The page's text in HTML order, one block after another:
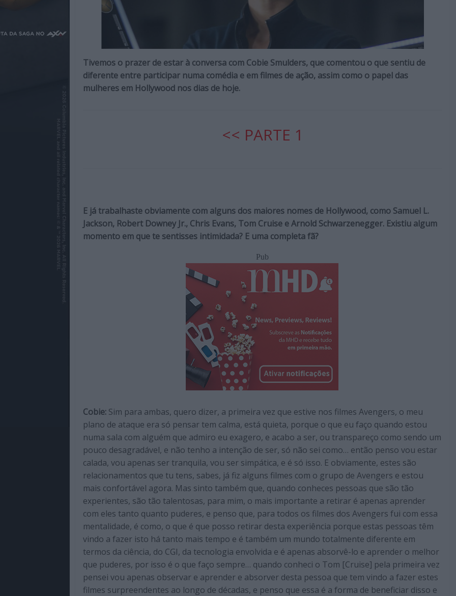
geral
sobre
cultura
pop.
Tivemos o prazer de estar à conversa com Cobie Smulders, que comentou o que sentiu de
diferente entre participar numa comédia e em filmes de ação, assim como o papel das
mulheres em Hollywood nos dias de hoje.
<< PARTE 1
E já trabalhaste obviamente com alguns dos maiores nomes de Hollywood, como Samuel L.
Jackson, Robert Downey Jr., Chris Evans, Tom Cruise e Arnold Schwarzenegger. Existiu algum
momento em que te sentisses intimidada? E uma completa fã?
Pub
Cobie: Sim para ambas, quero dizer, a primeira vez que estive nos filmes Avengers, o meu
plano de ataque era só pensar tem calma, está quieta, porque o que eu faço quando estou
numa sala com alguém que admiro eu exagero, e acabo a ser, ou transpareço como sendo um
pouco desagradável, e não tenho a intenção de ser, só não sei como… então penso vou estar
calada, vou apenas ser tranquila, vou ser simpática, e é só isso. E obviamente, estes são
relacionamentos que tu tens, sabes, já fiz alguns filmes com o grupo de Avengers e estou
mais confortável agora. Mas sinto também que, quando conheces pessoas que são tão
experientes, são tão talentosas, para mim, o mais importante a retirar é apenas aprender
com eles tanto quanto puderes, e penso que, para todos os filmes dos Avengers fui com essa
mentalidade, é como, o que é que posso retirar desta experiência porque estas pessoas têm
vindo a fazer isto há tanto mais tempo e é também um mundo totalmente diferente em
termos da ciência, do CGI, da tecnologia envolvida e é apenas absorvê-lo e aprender o melhor
que puderes, por isso é o que faço sempre… quando conheci o Tom [Cruise] pela primeira vez
pensei vou apenas observar e aprender e absorver desta pessoa que tem vindo a fazer estes
filmes surpreendentes ao longo de décadas, e penso que essa é a forma de beneficiar disso e